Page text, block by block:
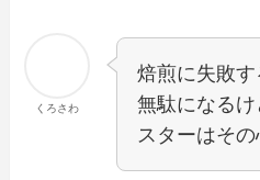
くろさわ
焙煎に失敗
無駄になる
スターはその